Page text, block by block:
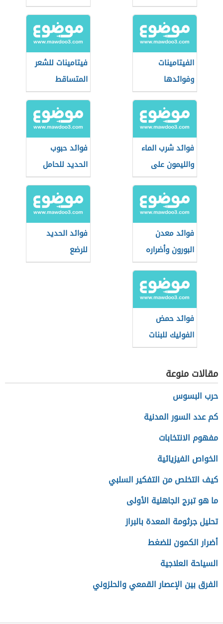
الفيتامينات
وفوائدها
فيتامينات للشعر
المتساقط
فوائد شرب الماء
والليمون على
الريق
فوائد حبوب
الحديد للحامل
فوائد معدن
البورون وأضراره
فوائد الحديد
للرضع
فوائد حمض
الفوليك للبنات
مقالات منوعة
حرب البسوس
كم عدد السور المدنية
مفهوم الانتخابات
الخواص الفيزيائية
كيف التخلص من التفكير السلبي
ما هو تبرج الجاهلية الأولى
تحليل جرثومة المعدة بالبراز
أضرار الكمون للضغط
السياحة العلاجية
الفرق بين الإعصار القمعي والحلزوني